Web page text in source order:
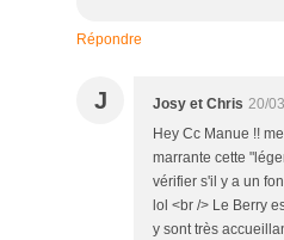
Répondre
J Josy et Chris 20/
Hey Cc Manue !!
marrante cette
vérifier s'il y a un
lol <br /> Le Berry
y sont très